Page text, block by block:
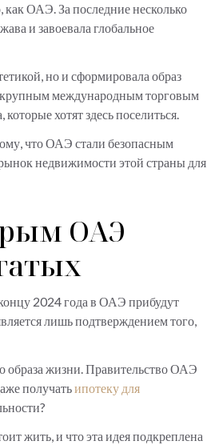
ОАЭ. За последние несколько
и завоевала глобальное
но и сформировала образ
крупным международным торговым
хотят здесь поселиться.
что ОАЭ стали безопасным
недвижимости этой страны для
ОАЭ
2024 года в ОАЭ прибудут
лишь подтверждением того,
образа жизни. Правительство ОАЭ
получатьипотеку для
жить, и что эта идея подкреплена